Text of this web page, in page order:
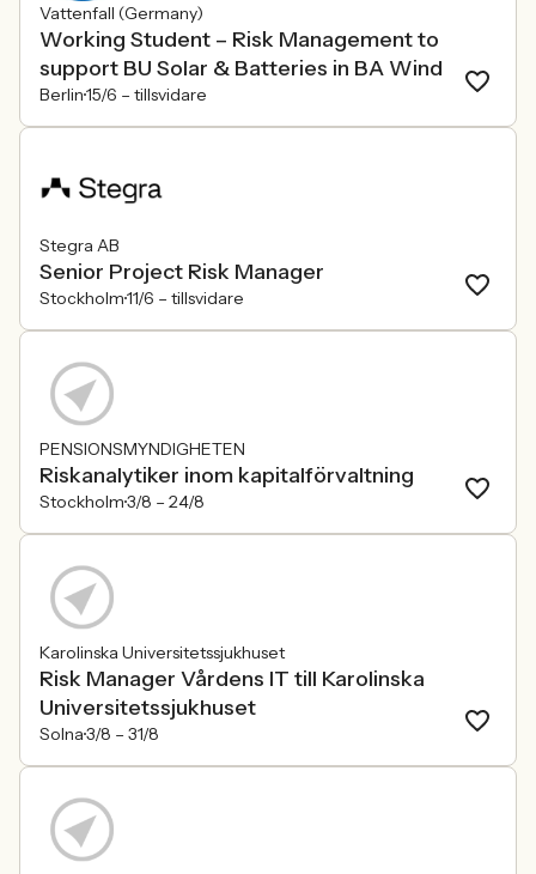
Vattenfall (Germany)
Working Student – Risk Management to
support BU Solar & Batteries in BA Wind
Berlin15/6 – tillsvidare
Stegra AB
Senior Project Risk Manager
Stockholm11/6 – tillsvidare
PENSIONSMYNDIGHETEN
Riskanalytiker inom kapitalförvaltning
Stockholm3/8 – 24/8
Karolinska Universitetssjukhuset
Risk Manager Vårdens IT till Karolinska
Universitetssjukhuset
Solna3/8 – 31/8